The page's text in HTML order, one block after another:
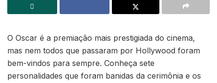
O Oscar é a premiação mais prestigiada do cinema,
mas nem todos que passaram por Hollywood foram
bem-vindos para sempre. Conheça sete
personalidades que foram banidas da cerimônia e os